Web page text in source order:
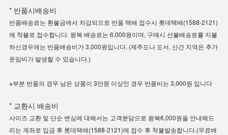
* 반품시배송비
반품배송료는 환불금에서 차감되므로 반품 택배 접수시 롯데택배(1588-2121)
에 착불로 접수합니다. 왕복 배송료는 6,000원이며, 구매시 선불배송료를 지불
하신경우에는 반품배송비가 3,000원입니다. (제주도나 도서, 산간 지역은 추가
운임비가 발생할 수 있습니다.)
※부분 반품의 경우 남은 상품이 3만원 이상인 경우 반품비는 3,000원 입니다
* 교환시 배송비
사이즈 교환 및 단순 변심에 대해서는 고객분담으로 왕복6,000원을 안내해드
리는 계좌로 입금 후 롯데택배(1588-2121)에 접수 후 착불발송합니다.(무료배